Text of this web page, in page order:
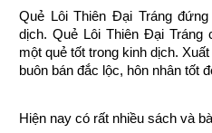
Quẻ Lôi Thiên Đại Tráng
dịch. Quẻ Lôi Thiên Đại Tráng
một quẻ tốt trong kinh dịch.
buôn bán đắc lộc, hôn nhân tốt
Hiện nay có rất nhiều sách và